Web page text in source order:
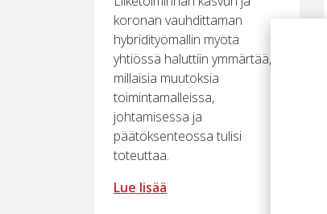
koronan vauhdittaman
hybridityömallin myötä
yhtiössä haluttiin ymmärtää,
millaisia muutoksia
toimintamalleissa,
johtamisessa ja
päätöksenteossa tulisi
toteuttaa.
Lue lisää